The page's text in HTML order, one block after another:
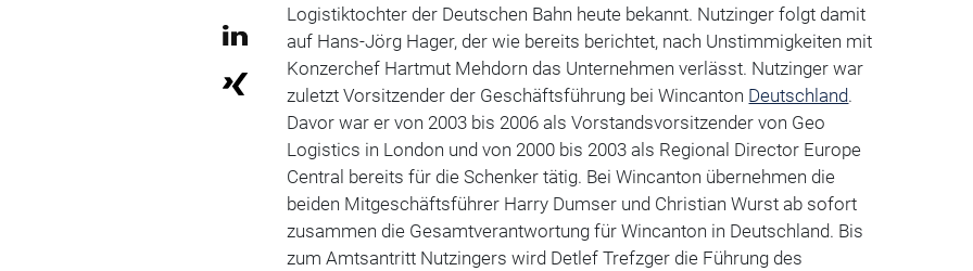
Logistiktochter der Deutschen Bahn heute bekannt. Nutzinger folgt damit
auf Hans-Jörg Hager, der wie bereits berichtet, nach Unstimmigkeiten mit
Konzerchef Hartmut Mehdorn das Unternehmen verlässt. Nutzinger war
zuletzt Vorsitzender der Geschäftsführung bei Wincanton Deutschland.
Davor war er von 2003 bis 2006 als Vorstandsvorsitzender von Geo
Logistics in London und von 2000 bis 2003 als Regional Director Europe
Central bereits für die Schenker tätig. Bei Wincanton übernehmen die
beiden Mitgeschäftsführer Harry Dumser und Christian Wurst ab sofort
zusammen die Gesamtverantwortung für Wincanton in Deutschland. Bis
zum Amtsantritt Nutzingers wird Detlef Trefzger die Führung des